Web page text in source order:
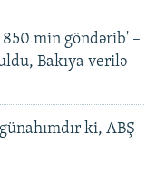
min göndərib' –
Bakıya verilə
ki, ABŞ